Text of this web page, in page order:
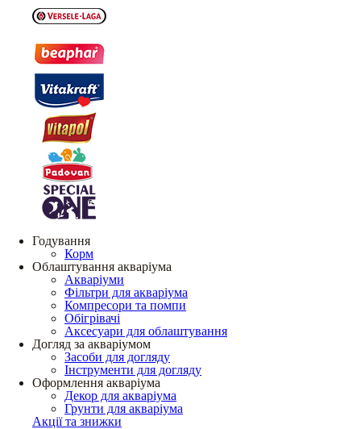
Годування
Корм
Облаштування акваріума
Акваріуми
Фільтри для акваріума
Компресори та помпи
Обігрівачі
Аксесуари для облаштування
Догляд за акваріумом
Засоби для догляду
Інструменти для догляду
Оформлення акваріума
Декор для акваріума
Грунти для акваріума
Акції та знижки